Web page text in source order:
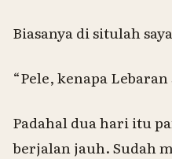
Biasanya di situlah
“Pele, kenapa
Padahal dua hari itu
berjalan jauh. Sudah